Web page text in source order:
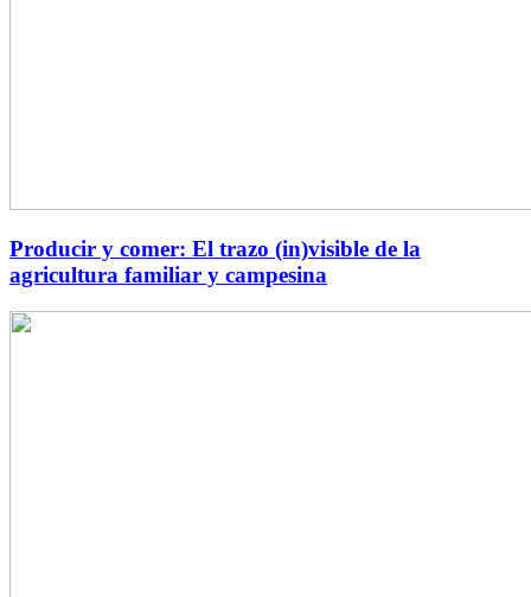
Producir y comer: El trazo (in)visible de la
agricultura familiar y campesina